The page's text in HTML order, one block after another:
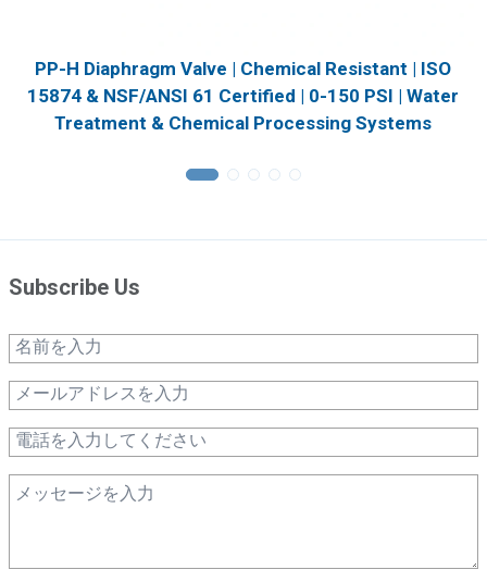
PP-H Diaphragm Valve | Chemical Resistant | ISO
15874 & NSF/ANSI 61 Certified | 0-150 PSI | Water
Treatment & Chemical Processing Systems
Subscribe Us